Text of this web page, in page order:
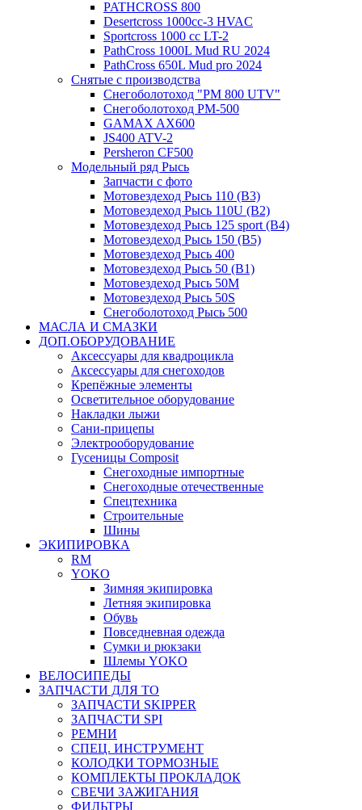
PATHCROSS 800
Desertcross 1000cc-3 HVAC
Sportcross 1000 cc LT-2
PathCross 1000L Mud RU 2024
PathCross 650L Mud pro 2024
Снятые с производства
Снегоболотоход "РМ 800 UTV"
Снегоболотоход РМ-500
GAMAX AX600
JS400 ATV-2
Persheron CF500
Модельный ряд Рысь
Запчасти с фото
Мотовездеход Рысь 110 (B3)
Мотовездеход Рысь 110U (B2)
Мотовездеход Рысь 125 sport (B4)
Мотовездеход Рысь 150 (B5)
Мотовездеход Рысь 400
Мотовездеход Рысь 50 (B1)
Мотовездеход Рысь 50M
Мотовездеход Рысь 50S
Снегоболотоход Рысь 500
МАСЛА И СМАЗКИ
ДОП.ОБОРУДОВАНИЕ
Аксессуары для квадроцикла
Аксессуары для снегоходов
Крепёжные элементы
Осветительное оборудование
Накладки лыжи
Сани-прицепы
Электрооборудование
Гусеницы Composit
Снегоходные импортные
Снегоходные отечественные
Спецтехника
Строительные
Шины
ЭКИПИРОВКА
RM
YOKO
Зимняя экипировка
Летняя экипировка
Обувь
Повседневная одежда
Сумки и рюкзаки
Шлемы YOKO
ВЕЛОСИПЕДЫ
ЗАПЧАСТИ ДЛЯ ТО
ЗАПЧАСТИ SKIPPER
ЗАПЧАСТИ SPI
РЕМНИ
СПЕЦ. ИНСТРУМЕНТ
КОЛОДКИ ТОРМОЗНЫЕ
КОМПЛЕКТЫ ПРОКЛАДОК
СВЕЧИ ЗАЖИГАНИЯ
ФИЛЬТРЫ